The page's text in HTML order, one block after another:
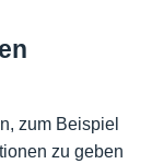
zum Beispiel
zu geben